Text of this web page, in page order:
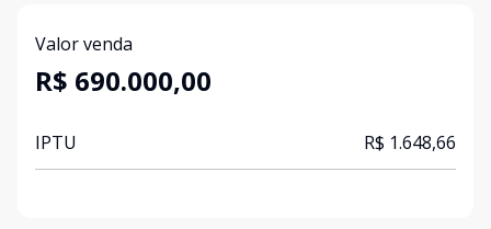
Valor venda
R$ 690.000,00
IPTU R$ 1.648,66